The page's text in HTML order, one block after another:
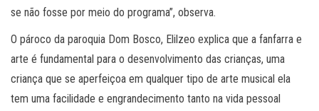
se não fosse por meio do programa”, observa.
O pároco da paroquia Dom Bosco, Elilzeo explica que a fanfarra e
arte é fundamental para o desenvolvimento das crianças, uma
criança que se aperfeiçoa em qualquer tipo de arte musical ela
tem uma facilidade e engrandecimento tanto na vida pessoal